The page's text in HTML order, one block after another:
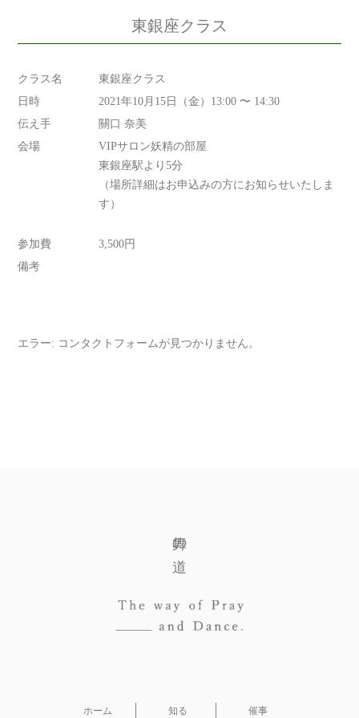
東銀座クラス
クラス名
東銀座クラス
日時
2021年10月15日（金）13:00 〜 14:30
伝え手
關口 奈美
会場
VIPサロン妖精の部屋
東銀座駅より5分
（場所詳細はお申込みの方にお知らせいたしま
す）
参加費
3,500円
備考
エラー: コンタクトフォームが見つかりません。
舞の道
ホーム 知る 催事